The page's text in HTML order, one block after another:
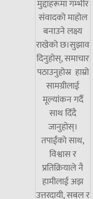
मुद्दाहरूमा गम्भीर
संवादको माहोल
बनाउने लक्ष्य
राखेको छ।सुझाव
दिनुहोस्, समाचार
पठाउनुहोस्र हाम्रो
सामग्रीलाई
मूल्यांकन गर्दै
साथ दिँदै
जानुहोस्।
तपाईंको साथ,
विश्वास र
प्रतिक्रियाले नै
हामीलाई अझ
उत्तरदायी, सबल र